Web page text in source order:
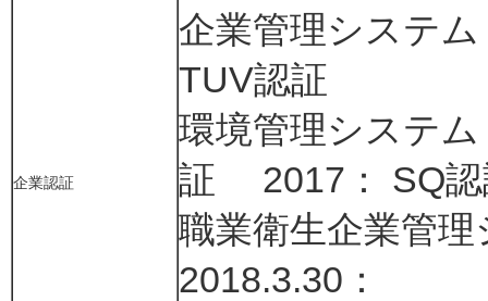
企業認証
企業管理システ
TUV認証
環境管理システ
証 2017： SQ
職業衛生企業管
2018.3.30：